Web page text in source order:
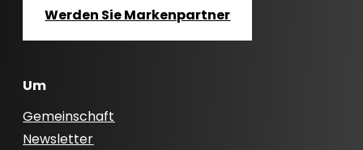
Werden Sie Markenpartner
Um
Gemeinschaft
Newsletter